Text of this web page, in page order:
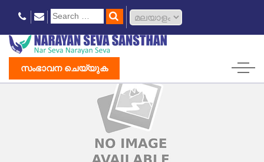
സംഭാവന ചെയ്യുക